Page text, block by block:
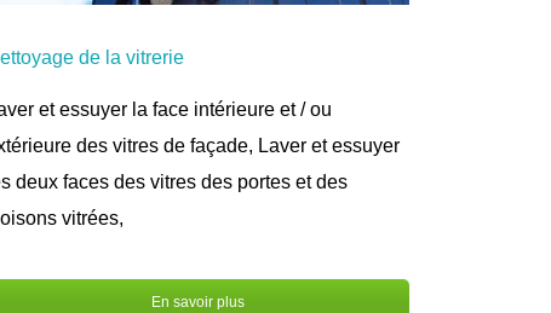
de la vitrerie
et essuyer la face intérieure et / ou
des vitres de façade, Laver et essuyer
deux faces des vitres des portes et des
vitrées,
En savoir plus